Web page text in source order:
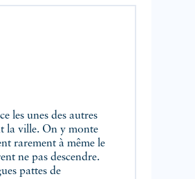
la ville. On y monte
rarement à même le
ne pas descendre.
pattes de